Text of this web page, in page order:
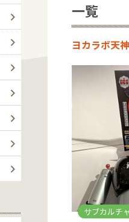
一覧
ヨカラボ天
サブカルチ